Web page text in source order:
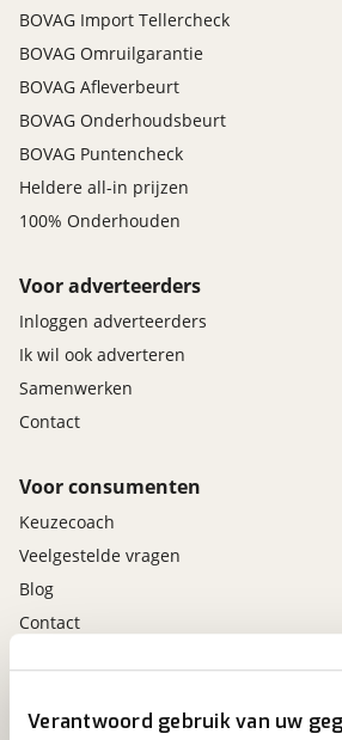
Verantwoord gebruik van uw
BOVAG Import Tellercheck
BOVAG Omruilgarantie
BOVAG Afleverbeurt
BOVAG Onderhoudsbeurt
BOVAG Puntencheck
Heldere all-in prijzen
100% Onderhouden
Voor adverteerders
Inloggen adverteerders
Ik wil ook adverteren
Samenwerken
Contact
Voor consumenten
Keuzecoach
Veelgestelde vragen
Blog
Contact
Altijd het meest recente aanbod bij de